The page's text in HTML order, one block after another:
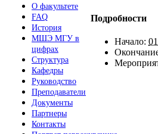
Подробности
Начало:
О факультете
FAQ
История
МШЭ МГУ в
цифрах
Структура
Кафедры
Руководство
Преподаватели
Документы
Партнеры
Контакты